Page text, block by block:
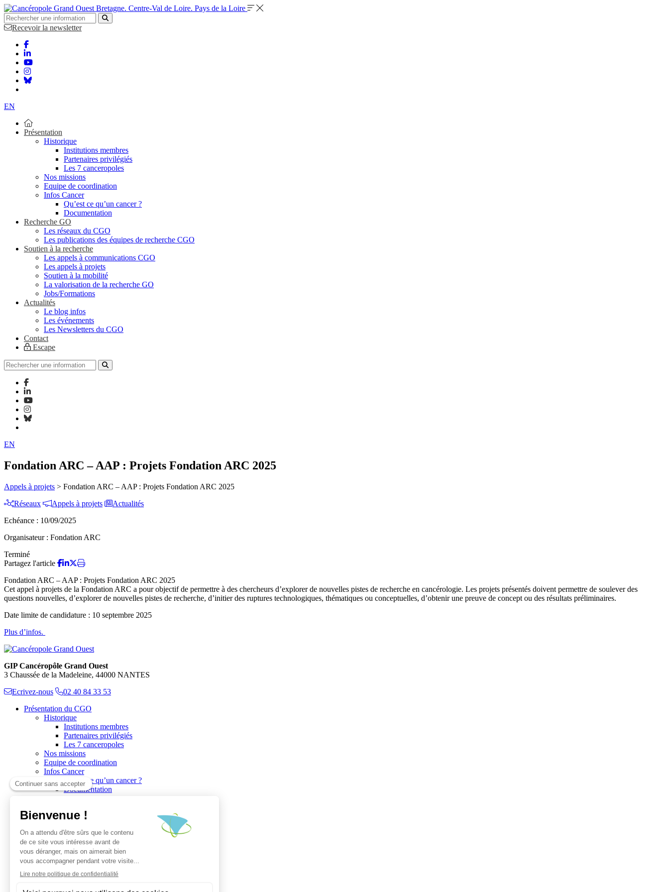
Bretagne. Centre-Val de Loire. Pays de la Loire
Recevoir la newsletter
EN
Présentation
Historique
Institutions membres
Partenaires privilégiés
Les 7 canceropoles
Nos missions
Equipe de coordination
Infos Cancer
Qu’est ce qu’un cancer ?
Documentation
Recherche GO
Les réseaux du CGO
Les publications des équipes de recherche CGO
Soutien à la recherche
Les appels à communications CGO
Les appels à projets
Soutien à la mobilité
La valorisation de la recherche GO
Jobs/Formations
Actualités
Le blog infos
Les événements
Les Newsletters du CGO
Contact
Escape
EN
Fondation ARC – AAP : Projets Fondation ARC 2025
Appels à projets > Fondation ARC – AAP : Projets Fondation ARC 2025
Réseaux
Appels à projets
Actualités
Echéance : 10/09/2025
Organisateur : Fondation ARC
Terminé
Partagez l'article
Fondation ARC – AAP : Projets Fondation ARC 2025
Cet appel à projets de la Fondation ARC a pour objectif de permettre à des chercheurs d’explorer de nouvelles pistes de recherche en cancérologie. Les projets présentés doivent permettre de soulever des
questions nouvelles, d’explorer de nouvelles pistes de recherche, d’initier des ruptures technologiques, thématiques ou conceptuelles, d’obtenir une preuve de concept ou des résultats préliminaires.
Date limite de candidature : 10 septembre 2025
Plus d’infos.
GIP Cancéropôle Grand Ouest
3 Chaussée de la Madeleine, 44000 NANTES
Ecrivez-nous
02 40 84 33 53
Présentation du CGO
Historique
Institutions membres
Partenaires privilégiés
Les 7 canceropoles
Nos missions
Equipe de coordination
Infos Cancer
Qu’est ce qu’un cancer ?
Documentation
Les réseaux du CGO
Les Plates-Formes
Soutien à la recherche
Les appels à communications
Les appels à projets
Jobs/Formations